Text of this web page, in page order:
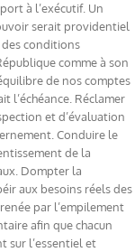
à l’exécutif. Un
serait providentiel
conditions
comme à son
de nos comptes
l’échéance. Réclamer
et d’évaluation
Conduire le
de la
Dompter la
aux besoins réels des
par l’empilement
afin que chacun
sur l’essentiel et